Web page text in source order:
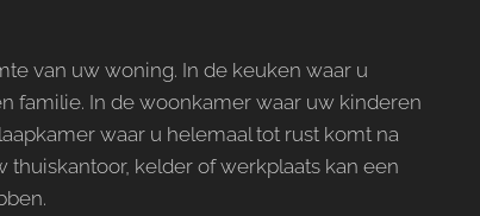
van uw woning. In de keuken waar u
familie. In de woonkamer waar uw kinderen
waar u helemaal tot rust komt na
thuiskantoor, kelder of werkplaats kan een